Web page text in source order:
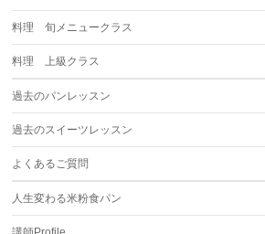
料理 旬メニュークラス
料理 上級クラス
過去のパンレッスン
過去のスイーツレッスン
よくあるご質問
人生変わる米粉食パン